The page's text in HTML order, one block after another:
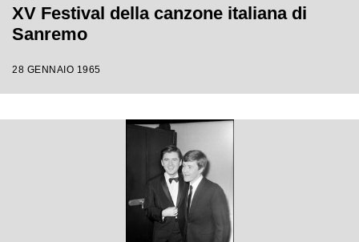
XV Festival della canzone italiana di
Sanremo
28 GENNAIO 1965